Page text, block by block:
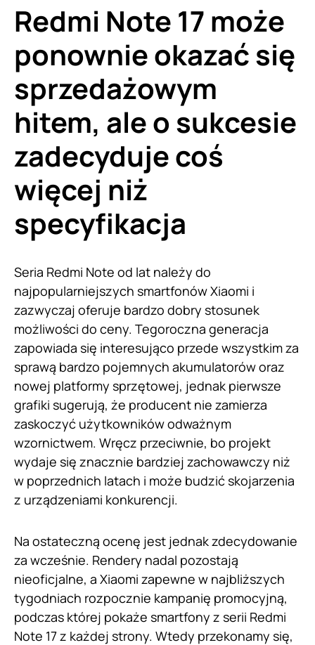
Redmi Note 17 może
ponownie okazać się
sprzedażowym
hitem, ale o sukcesie
zadecyduje coś
więcej niż
specyfikacja
Seria Redmi Note od lat należy do
najpopularniejszych smartfonów Xiaomi i
zazwyczaj oferuje bardzo dobry stosunek
możliwości do ceny. Tegoroczna generacja
zapowiada się interesująco przede wszystkim za
sprawą bardzo pojemnych akumulatorów oraz
nowej platformy sprzętowej, jednak pierwsze
grafiki sugerują, że producent nie zamierza
zaskoczyć użytkowników odważnym
wzornictwem. Wręcz przeciwnie, bo projekt
wydaje się znacznie bardziej zachowawczy niż
w poprzednich latach i może budzić skojarzenia
z urządzeniami konkurencji.
Na ostateczną ocenę jest jednak zdecydowanie
za wcześnie. Rendery nadal pozostają
nieoficjalne, a Xiaomi zapewne w najbliższych
tygodniach rozpocznie kampanię promocyjną,
podczas której pokaże smartfony z serii Redmi
Note 17 z każdej strony. Wtedy przekonamy się,